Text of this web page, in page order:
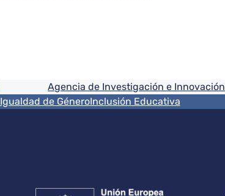
Agencia de Investigación e Innovación
Igualdad de GéneroInclusión Educativa